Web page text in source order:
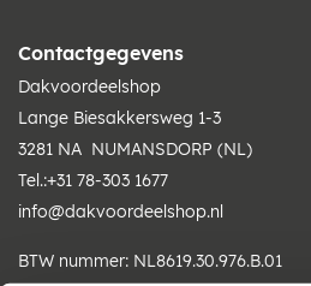
Contactgegevens
Dakvoordeelshop
Lange Biesakkersweg 1-3
3281 NA NUMANSDORP (NL)
Tel.:+31 78-303 1677
info@dakvoordeelshop.nl
BTW nummer: NL8619.30.976.B.01